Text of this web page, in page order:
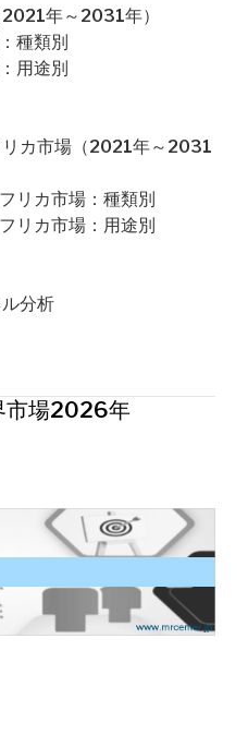
年～2031年）
種類別
用途別
カ市場（2021年～2031
リカ市場：種類別
リカ市場：用途別
分析
市場2026年